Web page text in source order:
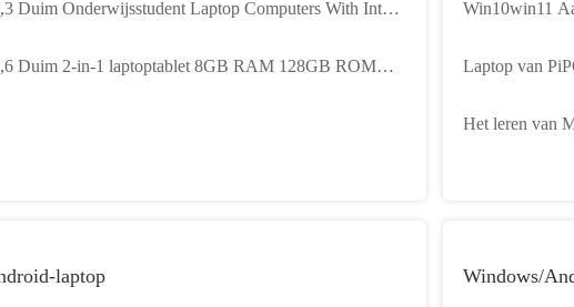
Duim Onderwijsstudent Laptop Computers With Intel
Duim 2-in-1 laptoptablet 8GB RAM 128GB ROM
Win10win11
Laptop van
Het leren van
laptop Windows/